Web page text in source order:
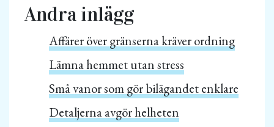
Andra inlägg
Affärer över gränserna kräver ordning
Lämna hemmet utan stress
Små vanor som gör bilägandet enklare
Detaljerna avgör helheten